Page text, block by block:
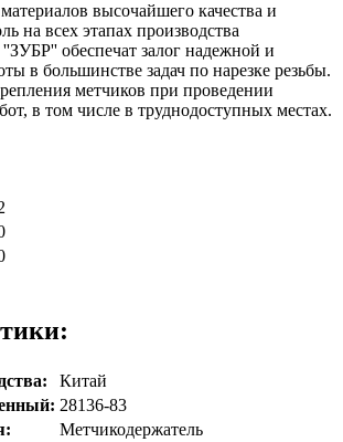
высочайшего качества и
на всех этапах производства
обеспечат залог надежной и
в большинстве задач по нарезке резьбы.
метчиков при проведении
в том числе в труднодоступных местах.
Китай
28136-83
Метчикодержатель